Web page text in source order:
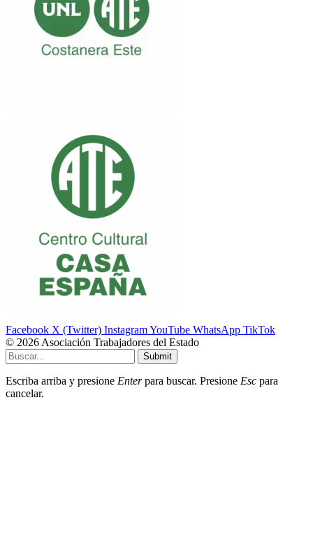
Facebook X (Twitter) InstagramYouTube WhatsApp TikTok
© 2026 Asociación Trabajadores del Estado
Submit
Escriba arriba y presione Enterpara buscar. Presione Esc para
cancelar.